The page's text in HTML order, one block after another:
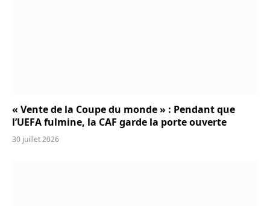
« Vente de la Coupe du monde » : Pendant que
l’UEFA fulmine, la CAF garde la porte ouverte
30 juillet 2026